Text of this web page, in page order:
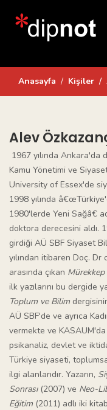
Anasayfa Kişiler
Alev
1967 yılında Ankara'da
Kamu Yönetimi ve
University of Essex'de
1998 yılında
1980'lerde Yeni Sağâ€
doktora derecesini aldı.
girdiği AÜ SBF Siyaset
yılından itibaren Doç. Dr
arasında çıkan Mürekkep
ilk yazılarını bu dergide
Toplum ve Bilim
AÜ SBF'de ve ayrıca
vermekte ve KASAUM'da
psikanaliz, devlet ve
Türkiye siyaseti,
ilgi alanlarıdır. Yazarın,
Sonrası (2007) ve Neo-
Eğitim (2011) adlı iki